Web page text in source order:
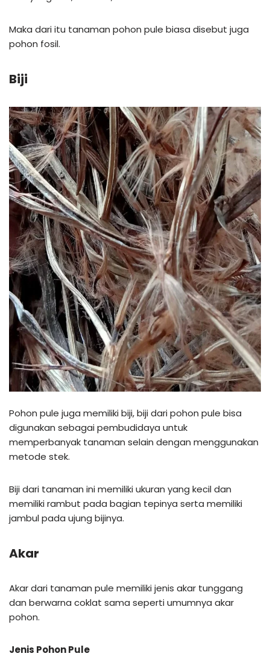
Maka dari itu tanaman pohon pule biasa disebut juga
pohon fosil.
Biji
Pohon pule juga memiliki biji, biji dari pohon pule bisa
digunakan sebagai pembudidaya untuk
memperbanyak tanaman selain dengan menggunakan
metode stek.
Biji dari tanaman ini memiliki ukuran yang kecil dan
memiliki rambut pada bagian tepinya serta memiliki
jambul pada ujung bijinya.
Akar
Akar dari tanaman pule memiliki jenis akar tunggang
dan berwarna coklat sama seperti umumnya akar
pohon.
Jenis Pohon Pule